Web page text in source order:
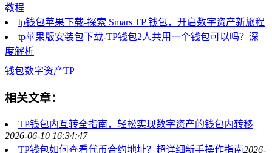
教程
tp钱包苹果下载-探索 Smars TP 钱包，开启数字资产新旅程
tp苹果版安装包下载-TP钱包2人共用一个钱包可以吗？深
度解析
钱包数字资产TP
相关文章：
TP钱包内互转全指南，轻松实现数字资产的钱包内转移
2026-06-10 16:34:47
TP钱包如何查看代币合约地址？超详细新手操作指南2026-